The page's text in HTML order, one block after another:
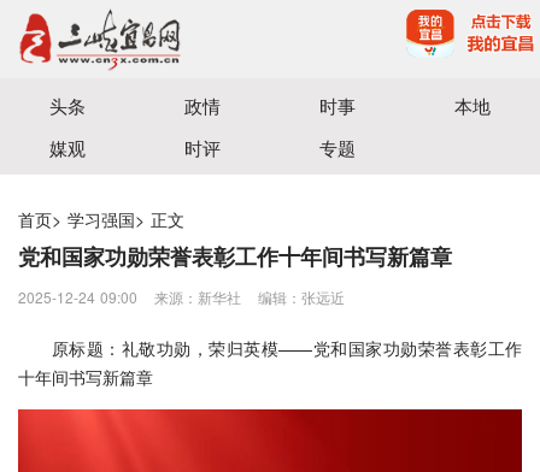
宜昌三峡融媒体中心主办
头条 政情 时事
本地
媒观
时评 专题
首页> 学习强国> 正文
党和国家功勋荣誉表彰工作十年间书写新篇章
2025-12-24 09:00 来源：新华社 编辑：张远近
原标题：礼敬功勋，荣归英模——党和国家功勋荣誉表彰工作
十年间书写新篇章